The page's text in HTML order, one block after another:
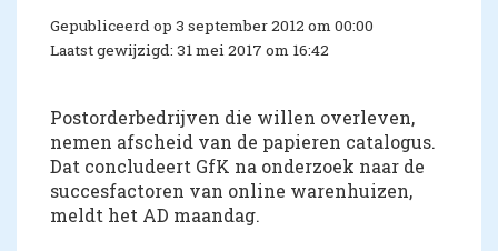
Gepubliceerd op 3 september 2012 om 00:00
Laatst gewijzigd: 31 mei 2017 om 16:42
Postorderbedrijven die willen overleven,
nemen afscheid van de papieren catalogus.
Dat concludeert GfK na onderzoek naar de
succesfactoren van online warenhuizen,
meldt het AD maandag.